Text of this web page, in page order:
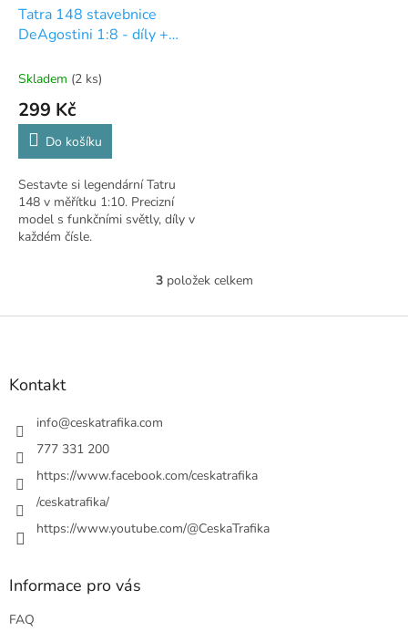
Tatra 148 stavebnice
DeAgostini 1:8 - díly +
Skladem (2 ks)
299 Kč
Do košíku
Sestavte si legendární Tatru
148 v měřítku 1:10. Precizní
model s funkčními světly, díly v
každém čísle.
O
l
k
ý
3položek celkem
Z
Kontakt
info@ceskatrafika.com
777 331 200
https://www.facebook.com/ceskatrafika
/ceskatrafika/
https://www.youtube.com/@CeskaTrafika
Informace pro vás
FAQ